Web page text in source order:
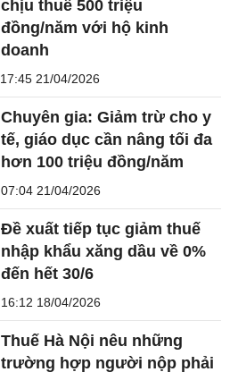
chịu thuế 500 triệu
đồng/năm với hộ kinh
doanh
17:45 21/04/2026
Chuyên gia: Giảm trừ cho y
tế, giáo dục cần nâng tối đa
hơn 100 triệu đồng/năm
07:04 21/04/2026
Đề xuất tiếp tục giảm thuế
nhập khẩu xăng dầu về 0%
đến hết 30/6
16:12 18/04/2026
Thuế Hà Nội nêu những
trường hợp người nộp phải